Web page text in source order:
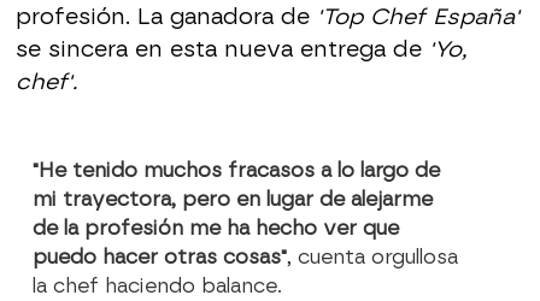
profesión. La ganadora de 'Top Chef España'
se sincera en esta nueva entrega de'Yo,
chef'.
"He tenido muchos fracasos a lo largo de
mi trayectora, pero en lugar de alejarme
de la profesión me ha hecho ver que
puedo hacer otras cosas", cuenta orgullosa
la chef haciendo balance.